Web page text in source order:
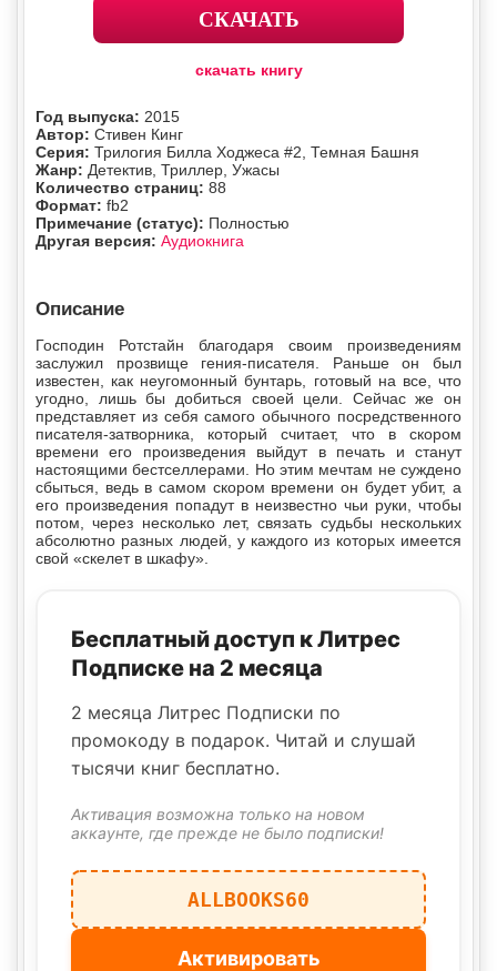
СКАЧАТЬ
скачать книгу
Год выпуска: 2015
Автор: Стивен Кинг
Серия: Трилогия Билла Ходжеса #2, Темная Башня
Жанр: Детектив, Триллер, Ужасы
Количество страниц: 88
Формат: fb2
Примечание (статус): Полностью
Другая версия: Аудиокнига
Описание
Господин Ротстайн благодаря своим произведениям
заслужил прозвище гения-писателя. Раньше он был
известен, как неугомонный бунтарь, готовый на все, что
угодно, лишь бы добиться своей цели. Сейчас же он
представляет из себя самого обычного посредственного
писателя-затворника, который считает, что в скором
времени его произведения выйдут в печать и станут
настоящими бестселлерами. Но этим мечтам не суждено
сбыться, ведь в самом скором времени он будет убит, а
его произведения попадут в неизвестно чьи руки, чтобы
потом, через несколько лет, связать судьбы нескольких
абсолютно разных людей, у каждого из которых имеется
свой «скелет в шкафу».
Бесплатный доступ к Литрес
Подписке на 2 месяца
2 месяца Литрес Подписки по
промокоду в подарок. Читай и слушай
тысячи книг бесплатно.
Активация возможна только на новом
аккаунте, где прежде не было подписки!
ALLBOOKS60
Активировать